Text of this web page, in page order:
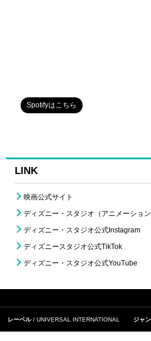
Spotifyはこちら
LINK
映画公式サイト
ディズニー・スタジオ（アニメーショ
ディズニー・スタジオ公式Instagram
ディズニースタジオ公式TikTok
ディズニー・スタジオ公式YouTube
レーベル UNIVERSAL INTERNATIONAL ジャ